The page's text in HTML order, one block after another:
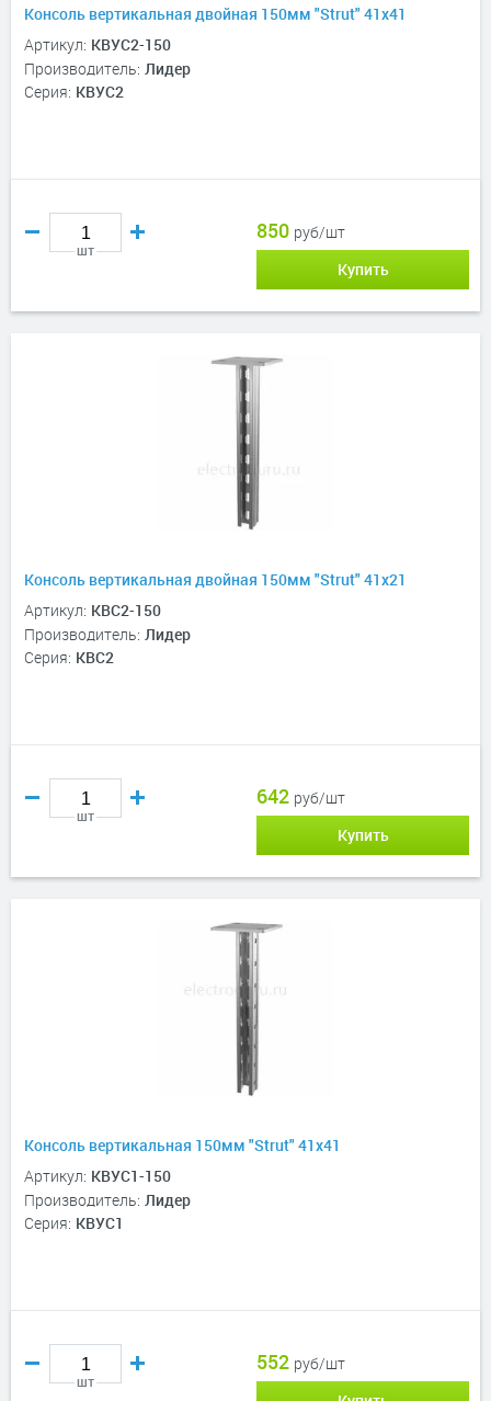
Консоль вертикальная двойная 150мм "Strut" 41х41
Артикул: КВУС2-150
Производитель: Лидер
Серия: КВУС2
шт
850 руб/шт
Купить
Консоль вертикальная двойная 150мм "Strut" 41х21
Артикул: КВС2-150
Производитель: Лидер
Серия: КВС2
шт
642 руб/шт
Купить
Консоль вертикальная 150мм "Strut" 41х41
Артикул: КВУС1-150
Производитель: Лидер
Серия: КВУС1
шт
552 руб/шт